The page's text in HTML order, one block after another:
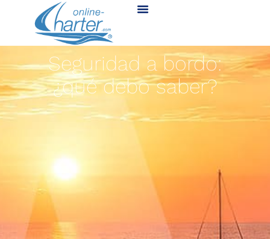
Seguridad a bordo:
¿qué debo saber?